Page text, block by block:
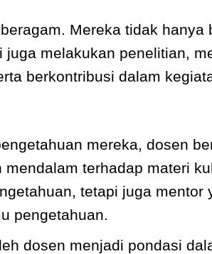
Mereka tidak hanya
melakukan penelitian,
berkontribusi dalam
mereka, dosen
terhadap materi
tetapi juga mentor
pengetahuan.
dosen menjadi pondasi